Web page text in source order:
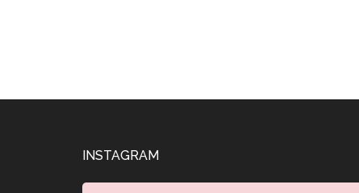
INSTAGRAM